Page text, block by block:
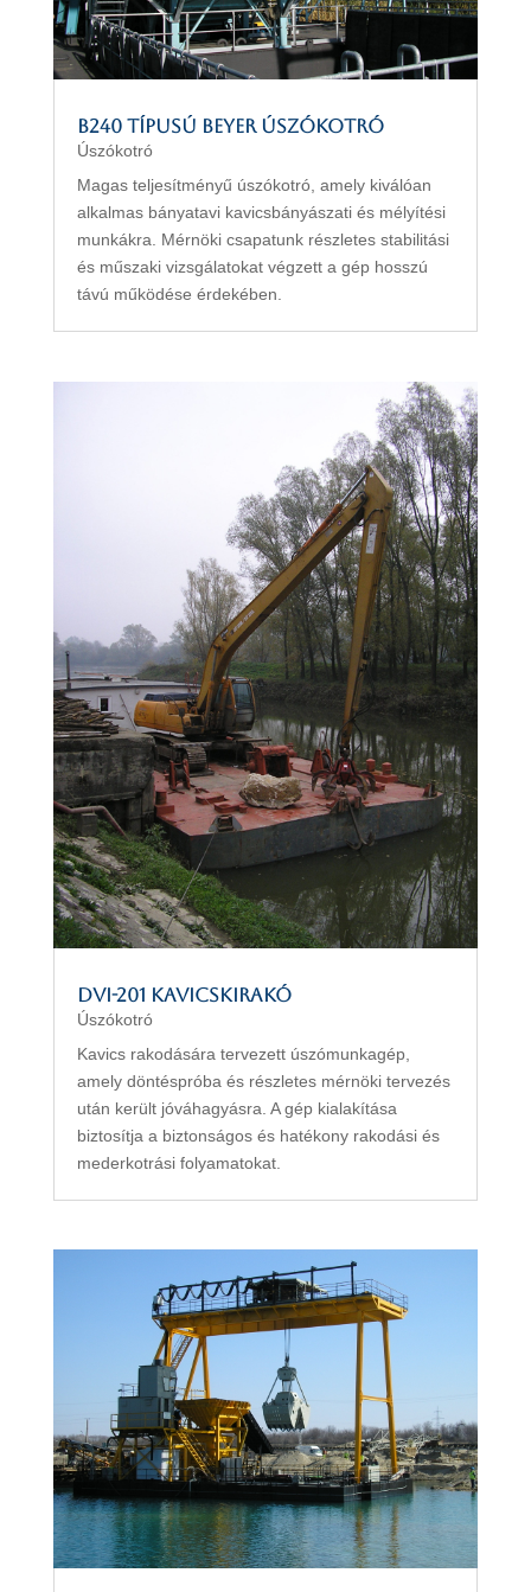
B240 típusú Beyer úszókotró
Úszókotró
Magas teljesítményű úszókotró, amely kiválóan
alkalmas bányatavi kavicsbányászati és mélyítési
munkákra. Mérnöki csapatunk részletes stabilitási
és műszaki vizsgálatokat végzett a gép hosszú
távú működése érdekében.
DVI-201 kavicskirakó
Úszókotró
Kavics rakodására tervezett úszómunkagép,
amely döntéspróba és részletes mérnöki tervezés
után került jóváhagyásra. A gép kialakítása
biztosítja a biztonságos és hatékony rakodási és
mederkotrási folyamatokat.